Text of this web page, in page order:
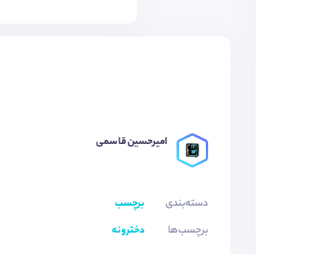
امیرحسین قاسمی
دسته‌بندی
برچسب
برچسب‌ها
دخترونه